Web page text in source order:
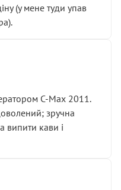
(у мене туди упав
C-Max 2011.
зручна
випити кави і